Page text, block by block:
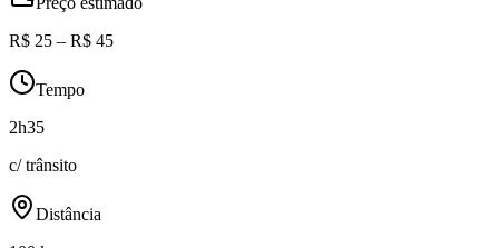
R$ 25 – R$ 45
Tempo
2h35
c/ trânsito
Distância